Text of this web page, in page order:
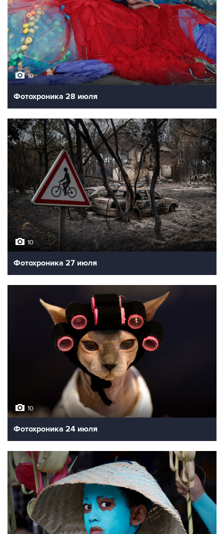
10
Фотохроника 28 июля
10
Фотохроника 27 июля
10
Фотохроника 24 июля